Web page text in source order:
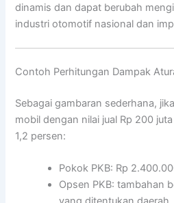
dinamis dan dapat berubah
industri otomotif nasional dan
Contoh Perhitungan Dampak
Sebagai gambaran sederhana,
mobil dengan nilai jual Rp 200
1,2 persen:
Pokok PKB: Rp
Opsen PKB: tambahan